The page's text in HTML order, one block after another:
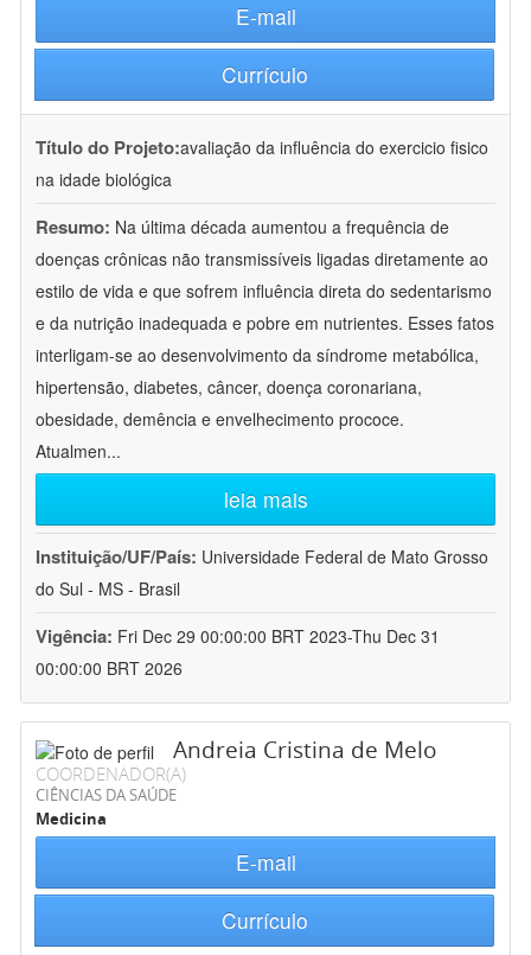
E-mail
Currículo
Título do Projeto:avaliação da influência do exercicio fisico
na idade biológica
Resumo: Na última década aumentou a frequência de
doenças crônicas não transmissíveis ligadas diretamente ao
estilo de vida e que sofrem influência direta do sedentarismo
e da nutrição inadequada e pobre em nutrientes. Esses fatos
interligam-se ao desenvolvimento da síndrome metabólica,
hipertensão, diabetes, câncer, doença coronariana,
obesidade, demência e envelhecimento prococe.
Atualmen...
leia mais
Instituição/UF/País: Universidade Federal de Mato Grosso
do Sul - MS - Brasil
Vigência: Fri Dec 29 00:00:00 BRT 2023-Thu Dec 31
00:00:00 BRT 2026
Andreia Cristina de Melo
COORDENADOR(A)
CIÊNCIAS DA SAÚDE
Medicina
E-mail
Currículo